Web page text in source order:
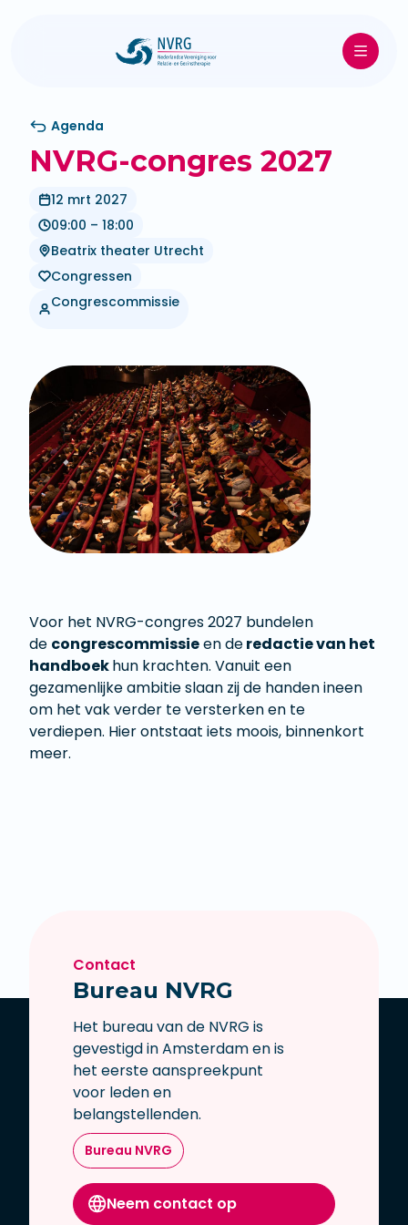
Agenda
NVRG-congres 2027
12 mrt 2027
09:00 – 18:00
Beatrix theater Utrecht
Congressen
Congrescommissie
Voor het NVRG-congres 2027 bundelen
de congrescommissieen deredactie van het
handboekhun krachten. Vanuit een
gezamenlijke ambitie slaan zij de handen ineen
om het vak verder te versterken en te
verdiepen. Hier ontstaat iets moois, binnenkort
meer.
Contact
Bureau NVRG
Het bureau van de NVRG is
gevestigd in Amsterdam en is
het eerste aanspreekpunt
voor leden en
belangstellenden.
Bureau NVRG
Neem contact op